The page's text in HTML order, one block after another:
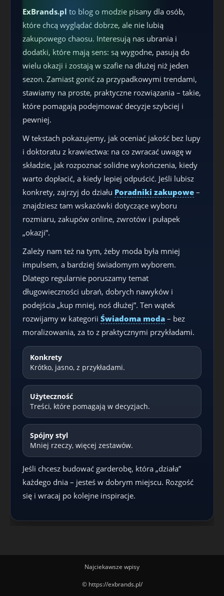
ExBrands.pl to blog o modzie pisany dla osób,
które chcą wyglądać dobrze, ale nie lubią
zakupowego chaosu. Interesują nas ubrania i
dodatki, które mają sens: są wygodne, pasują do
wielu okazji i zostają w szafie na dłużej niż jeden
sezon. Zamiast gonić za przypadkowymi trendami,
stawiamy na proste, praktyczne rozwiązania – takie,
które pomagają podejmować decyzje szybciej i
pewniej.
W tekstach pokazujemy, jak oceniać jakość bez lupy
i doktoratu z krawiectwa: na co zwracać uwagę w
składzie, jak rozpoznać solidne wykończenia, kiedy
warto dopłacić, a kiedy lepiej odpuścić. Jeśli lubisz
konkrety, zajrzyj do działu Poradniki zakupowe –
znajdziesz tam wskazówki dotyczące wyboru
rozmiaru, zakupów online, zwrotów i pułapek
„okazji”.
Zależy nam też na tym, żeby moda była mniej
impulsem, a bardziej świadomym wyborem.
Dlatego regularnie poruszamy temat
długowieczności ubrań, dobrych nawyków i
podejścia „kup mniej, noś dłużej”. Ten wątek
rozwijamy w kategorii Świadoma moda – bez
moralizowania, za to z praktycznymi przykładami.
Konkrety
Krótko, jasno, z przykładami.
Użyteczność
Treści, które pomagają w decyzjach.
Spójny styl
Mniej rzeczy, więcej zestawów.
Jeśli chcesz budować garderobę, która „działa”
każdego dnia – jesteś w dobrym miejscu. Rozgość
się i wracaj po kolejne inspiracje.
Najciekawsze wpisy
© https://exbrands.pl/